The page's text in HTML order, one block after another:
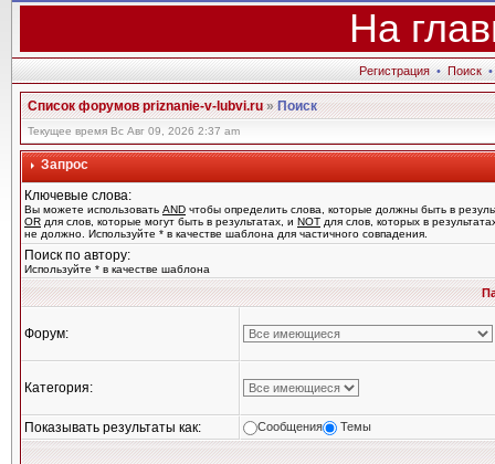
На
Регистрация • Поиск •
Список форумов priznanie-v-lubvi.ru»Поиск
Текущее время Вс Авг 09, 2026 2:37 am
Запрос
Ключевые слова:
Вы можете использовать AND чтобы определить слова, которые должны быть в
OR для слов, которые могут быть в результатах, и NOT для слов, которых в
не должно. Используйте * в качестве шаблона для частичного совпадения.
Поиск по автору:
Используйте * в качестве шаблона
Форум:
Категория:
Показывать результаты как: Сообщения Темы